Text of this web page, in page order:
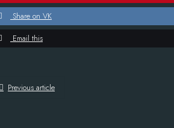
Share on VK
Email this
Previous article